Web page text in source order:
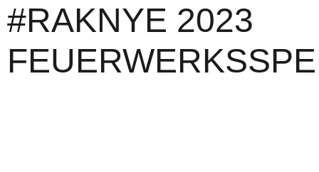
#RAKNYE 2023